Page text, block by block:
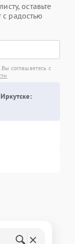
оставьте
радостью
соглашаетесь с